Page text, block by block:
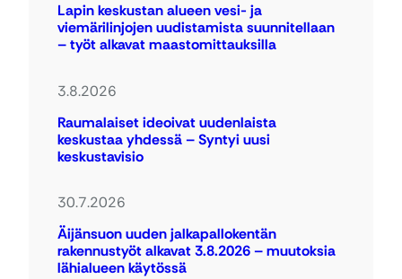
Lapin keskustan alueen vesi- ja
viemärilinjojen uudistamista suunnitellaan
– työt alkavat maastomittauksilla
3.8.2026
Raumalaiset ideoivat uudenlaista
keskustaa yhdessä – Syntyi uusi
keskustavisio
30.7.2026
Äijänsuon uuden jalkapallokentän
rakennustyöt alkavat 3.8.2026 – muutoksia
lähialueen käytössä